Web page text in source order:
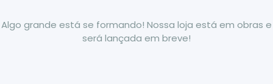
Algo grande está se formando! Nossa loja está em obras e
será lançada em breve!